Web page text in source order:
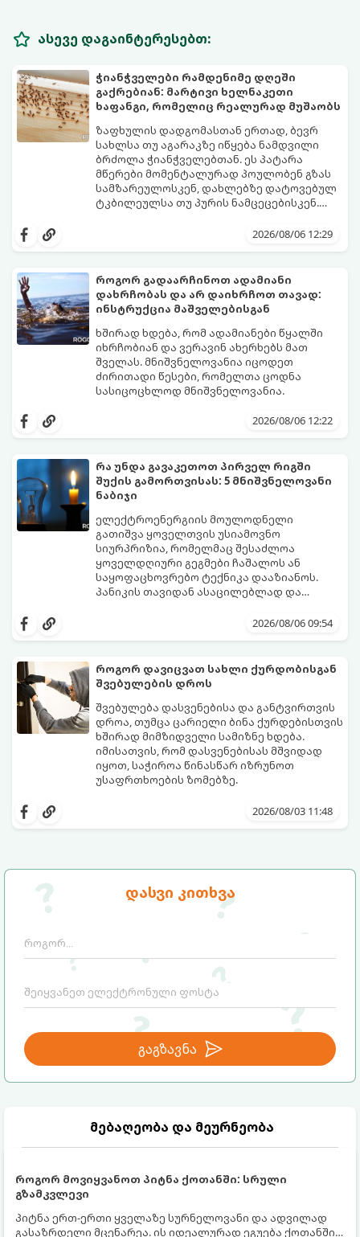
დასვი კითხვა
გაგზავნა
მებაღეობა და მეურნეობა
როგორ მოვიყვანოთ პიტნა ქოთანში: სრული
გზამკვლევი
პიტნა ერთ-ერთი ყველაზე სურნელოვანი და ადვილად
გასაზრდელი მცენარეა. ის იდეალურად ეგუება ქოთანში
ასევე დაგაინტერესებთ:
ჭიანჭველები რამდენიმე დღეში
გაქრებიან: მარტივი ხელნაკეთი
ხაფანგი, რომელიც რეალურად მუშაობს
ზაფხულის დადგომასთან ერთად, ბევრ
სახლსა თუ აგარაკზე იწყება ნამდვილი
ბრძოლა ჭიანჭველებთან. ეს პატარა
მწერები მომენტალურად პოულობენ გზას
სამზარეულოსკენ, დახლებზე დატოვებულ
ტკბილეულსა თუ პურის ნამცეცებისკენ.
სპრეი და შხამქიმიკატი იყიდება, თუმცა
სახლში პატარა ბავშვები ან შინაური
ცხოველები არიან.
მარტივი, უსაფრთხო და იაფი
ჭიანჭველების მთელ კოლონიას სულ
რამდენიმე დღეში დაამარცხებთ.
გთავაზობთ ეფექტური ხაფანგის
მომზადების რეცეპტს:
2026/08/06 12:29
როგორ გადაარჩინოთ ადამიანი
დახრჩობას და არ დაიხრჩოთ თავად:
ინსტრუქცია მაშველებისგან
ხშირად ხდება, რომ ადამიანები წყალში
იხრჩობიან და ვერავინ ახერხებს მათ
შველას. მნიშვნელოვანია იცოდეთ
ძირითადი წესები, რომელთა ცოდნა
სასიცოცხლოდ მნიშვნელოვანია.
2026/08/06 12:22
რა უნდა გავაკეთოთ პირველ რიგში
შუქის გამორთვისას: 5 მნიშვნელოვანი
ნაბიჯი
ელექტროენერგიის მოულოდნელი
გათიშვა ყოველთვის უსიამოვნო
სიურპრიზია, რომელმაც შესაძლოა
ყოველდღიური გეგმები ჩაშალოს ან
საყოფაცხოვრებო ტექნიკა დააზიანოს.
პანიკის თავიდან ასაცილებლად და
უზრუნველსაყოფად, მნიშვნელოვანია
რომლებიც შუქის ქრობისთანავე
2026/08/06 09:54
როგორ დავიცვათ სახლი ქურდობისგან
შვებულების დროს
შვებულება დასვენებისა და განტვირთვის
დროა, თუმცა ცარიელი ბინა ქურდებისთვის
ხშირად მიმზიდველი სამიზნე ხდება.
იმისათვის, რომ დასვენებისას მშვიდად
იყოთ, საჭიროა წინასწარ იზრუნოთ
უსაფრთხოების ზომებზე.
2026/08/03 11:48